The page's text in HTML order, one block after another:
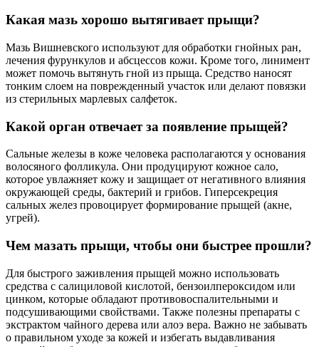
Какая мазь хорошо вытягивает прыщи?
Мазь Вишневского используют для обработки гнойных ран,
лечения фурункулов и абсцессов кожи. Кроме того, линимент
может помочь вытянуть гной из прыща. Средство наносят
тонким слоем на поврежденный участок или делают повязки
из стерильных марлевых салфеток.
Какой орган отвечает за появление прыщей?
Сальные железы в коже человека располагаются у основания
волосяного фолликула. Они продуцируют кожное сало,
которое увлажняет кожу и защищает от негативного влияния
окружающей среды, бактерий и грибов. Гиперсекреция
сальных желез провоцирует формирование прыщей (акне,
угрей).
Чем мазать прыщи, чтобы они быстрее прошли?
Для быстрого заживления прыщей можно использовать
средства с салициловой кислотой, бензоилпероксидом или
цинком, которые обладают противовоспалительными и
подсушивающими свойствами. Также полезны препараты с
экстрактом чайного дерева или алоэ вера. Важно не забывать
о правильном уходе за кожей и избегать выдавливания